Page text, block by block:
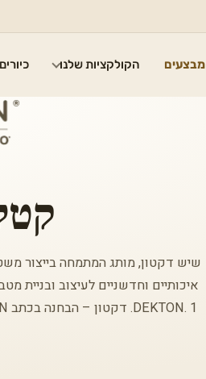
מבצעים הקולקציות שלנו
איכותיים וחדשניים לעיצוב ובניית